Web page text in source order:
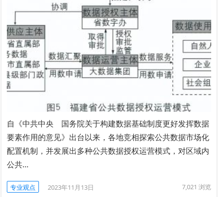
自《中共中央 国务院关于构建数据基础制度更好发挥数据
要素作用的意见》出台以来，各地竞相探索公共数据市场化
配置机制，并发展出多种公共数据授权运营模式，对区域内
公共…
专业观点 2023年11月13日 7,021 浏览